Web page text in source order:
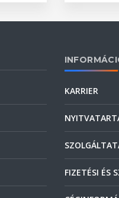
KARRIER
FIZETÉSI ÉS